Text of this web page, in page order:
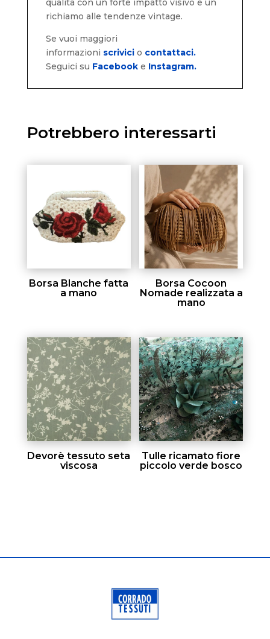
qualità con un forte impatto visivo e un
richiamo alle tendenze vintage.
Se vuoi maggiori
informazioni scrivici o contattaci.
Seguici su Facebooke Instagram.
Potrebbero interessarti
Borsa Blanche fatta
a mano
Borsa Cocoon
Nomade realizzata a
mano
Devorè tessuto seta
viscosa
Tulle ricamato fiore
piccolo verde bosco